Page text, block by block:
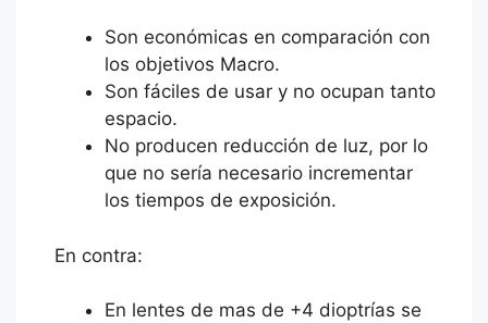
Son económicas en comparación con
los objetivos Macro.
Son fáciles de usar y no ocupan tanto
espacio.
No producen reducción de luz, por lo
que no sería necesario incrementar
los tiempos de exposición.
En contra:
En lentes de mas de +4 dioptrías se